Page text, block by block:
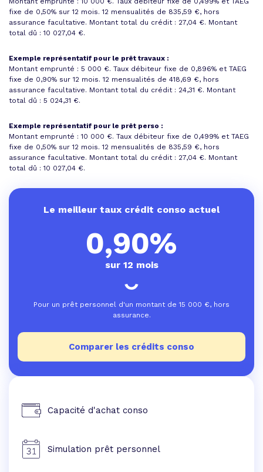
fixe de 0,50% sur 12 mois.12 mensualités de 835,59 €, hors
assurance facultative. Montant total du crédit : 27,04 €. Montant
total dû : 10 027,04 €.
Exemple représentatif pour le prêt travaux :
Montant emprunté : 5 000 €. Taux débiteur fixe de 0,896% et TAEG
fixe de 0,90% sur 12 mois.12 mensualités de 418,69 €, hors
assurance facultative. Montant total du crédit : 24,31 €. Montant
total dû : 5 024,31 €.
Exemple représentatif pour le prêt perso :
Montant emprunté : 10 000 €. Taux débiteur fixe de 0,499% et TAEG
fixe de 0,50% sur 12 mois.12 mensualités de 835,59 €, hors
assurance facultative. Montant total du crédit : 27,04 €. Montant
total dû : 10 027,04 €.
Le meilleur taux crédit conso actuel
0,90%
sur 12 mois
Pour un prêt personnel d'un montant de 15 000 €, hors
assurance.
Comparer les crédits conso
Capacité d'achat conso
Simulation prêt personnel